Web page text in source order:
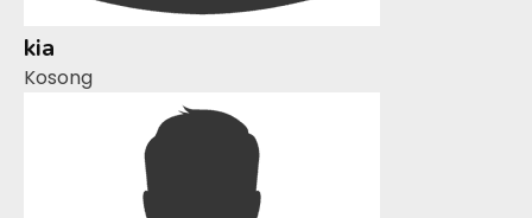
kia
Kosong